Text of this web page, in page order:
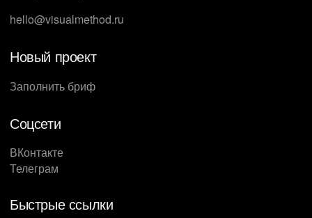
hello@visualmethod.ru
Новый проект
Заполнить бриф
Соцсети
ВКонтакте
Телеграм
Быстрые ссылки